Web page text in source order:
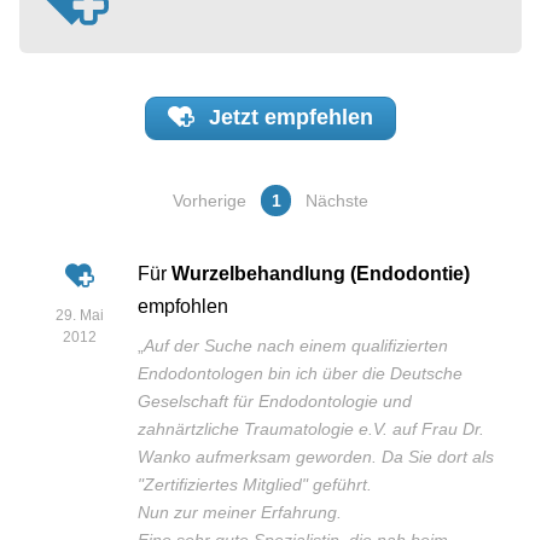
Jetzt empfehlen
Vorherige 1 Nächste
29. Mai
2012
Für Wurzelbehandlung (Endodontie)
empfohlen
Auf der Suche nach einem qualifizierten
Endodontologen bin ich über die Deutsche
Geselschaft für Endodontologie und
zahnärtzliche Traumatologie e.V. auf Frau Dr.
Wanko aufmerksam geworden. Da Sie dort als
"Zertifiziertes Mitglied" geführt.
Nun zur meiner Erfahrung.